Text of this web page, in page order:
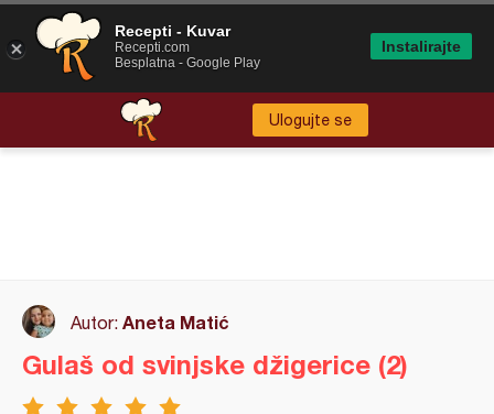
Ulogujte se
Autor: Aneta Matić
Gulaš od svinjske džigerice (2)
Recepti - Kuvar
Recepti.com
Besplatna - Google Play
Instalirajte